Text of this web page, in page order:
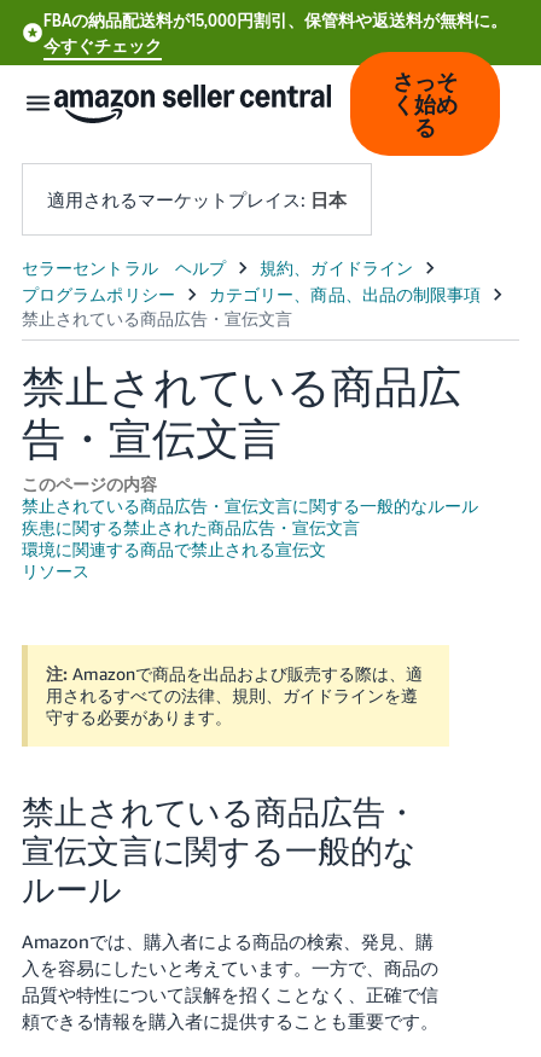
FBAの納品配送料が15,000円割引、保管料や返送料が無料に。
今すぐチェック
語
中
文
CN
Deutsch
- DE
Español
- ES
Italiano
- IT
한
어
-
KR
本
語
-
ロ
ン
さっそ
く始め
る
適用されるマーケットプレイス: 日本
禁止されている商品広
告・宣伝文言
このページの内容
禁止されている商品広告・宣伝文言に関する一般的なルール
疾患に関する禁止された商品広告・宣伝文言
環境に関連する商品で禁止される宣伝文
リソース
注: Amazonで商品を出品および販売する際は、適
用されるすべての法律、規則、ガイドラインを遵
守する必要があります。
禁止されている商品広告・
宣伝文言に関する一般的な
ルール
Amazonでは、購入者による商品の検索、発見、購
入を容易にしたいと考えています。一方で、商品の
品質や特性について誤解を招くことなく、正確で信
頼できる情報を購入者に提供することも重要です。